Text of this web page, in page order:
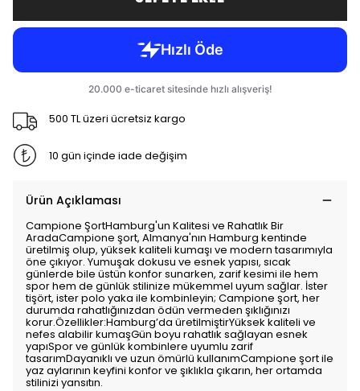
500 TL üzeri ücretsiz kargo
10 gün içinde iade değişim
Ürün Açıklaması
Campione ŞortHamburg'un Kalitesi ve Rahatlık Bir
AradaCampione şort, Almanya'nın Hamburg kentinde
üretilmiş olup, yüksek kaliteli kumaşı ve modern tasarımıyla
öne çıkıyor. Yumuşak dokusu ve esnek yapısı, sıcak
günlerde bile üstün konfor sunarken, zarif kesimi ile hem
spor hem de günlük stilinize mükemmel uyum sağlar. İster
tişört, ister polo yaka ile kombinleyin; Campione şort, her
durumda rahatlığınızdan ödün vermeden şıklığınızı
korur.Özellikler:Hamburg’da üretilmiştirYüksek kaliteli ve
nefes alabilir kumaşGün boyu rahatlık sağlayan esnek
yapıSpor ve günlük kombinlere uyumlu zarif
tasarımDayanıklı ve uzun ömürlü kullanımCampione şort ile
yaz aylarının keyfini konfor ve şıklıkla çıkarın, her ortamda
stilinizi yansıtın.